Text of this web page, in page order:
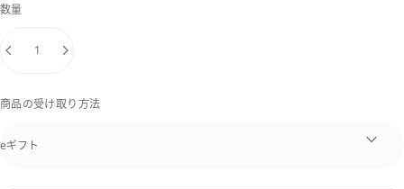
数量
商品の受け取り方法